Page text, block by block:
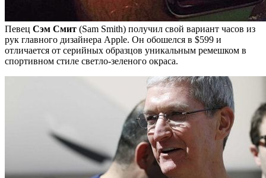
Певец Сэм Смит (Sam Smith) получил свой вариант часов из
рук главного дизайнера Apple. Он обошелся в $599 и
отличается от серийных образцов уникальным ремешком в
спортивном стиле светло-зеленого окраса.